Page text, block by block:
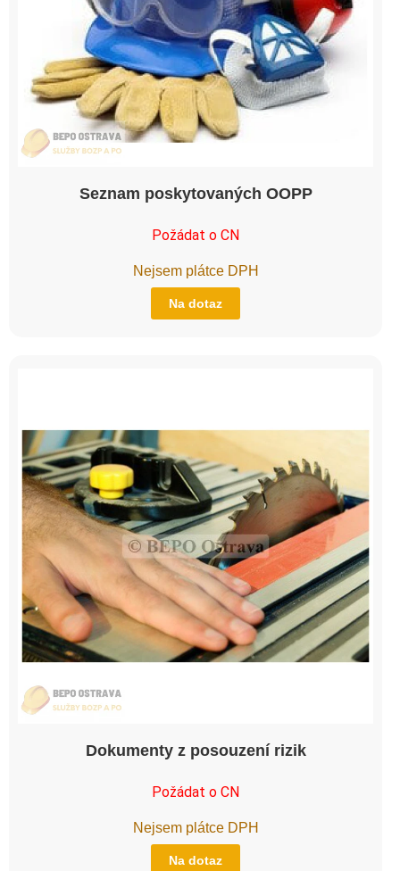
Seznam poskytovaných OOPP
Požádat o CN
Nejsem plátce DPH
Na dotaz
Dokumenty z posouzení rizik
Požádat o CN
Nejsem plátce DPH
Na dotaz